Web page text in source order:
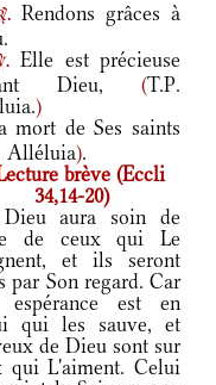
Rendons grâces à
Elle est précieuse
Dieu, (T.P.
)
mort de Ses saints
Alléluia).
brève (Eccli
34,14-20)
aura soin de
de ceux qui Le
et ils seront
par Son regard. Car
espérance est en
qui les sauve, et
de Dieu sont sur
qui L'aiment. Celui